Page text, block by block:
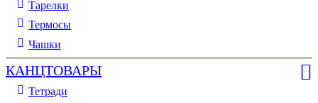
Тарелки
Термосы
Чашки
КАНЦТОВАРЫ
Тетради